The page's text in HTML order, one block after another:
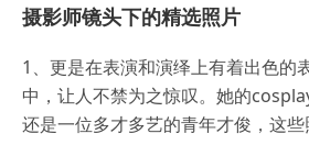
摄影师镜头下的精选照片
1、更是在表演和演绎上有着出色的
中，让人不禁为之惊叹。她的
还是一位多才多艺的青年才俊，这些